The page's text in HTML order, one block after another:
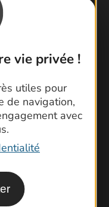
vie privée !
utiles pour
de navigation,
avec